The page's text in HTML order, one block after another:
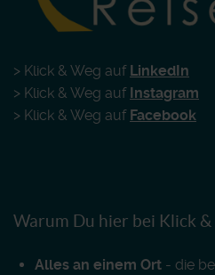
> Klick & Weg auf LinkedIn
> Klick & Weg auf Instagram
> Klick & Weg auf Facebook
Warum Du hier bei Klick
Alles an einem Ort - die